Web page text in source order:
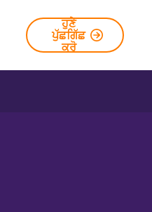
ਹੁਣੇ
ਪੁੱਛਗਿੱਛ
ਕਰੋ